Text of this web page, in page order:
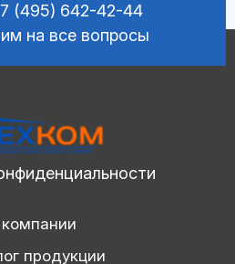
(495) 642-42-44
на все вопросы
продукции